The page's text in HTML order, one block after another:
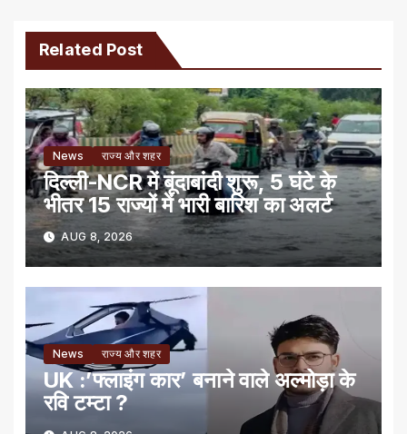
Related Post
News राज्य और शहर
दिल्ली-NCR में बूंदाबांदी शुरू, 5 घंटे के
भीतर 15 राज्यों में भारी बारिश का अलर्ट
AUG 8, 2026
News राज्य और शहर
UK :’फ्लाइंग कार’ बनाने वाले अल्मोड़ा के
रवि टम्टा ?